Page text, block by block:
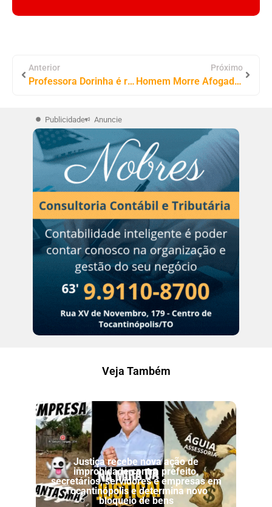
Anterior
Professora Dorinha é reconhecida pelo 6º ano consecutivo entre os “100 Cabeças do Congresso”
Próximo
Homem Morre Afogado em Represa de Chácara na Zona Rural de Araguaína
Publicidade Anuncie
Veja Também
Justiça recebe nova ação de
improbidade contra prefeito,
secretários, servidores e empresas em
Tocantinópolis e determina novo
bloqueio de bens